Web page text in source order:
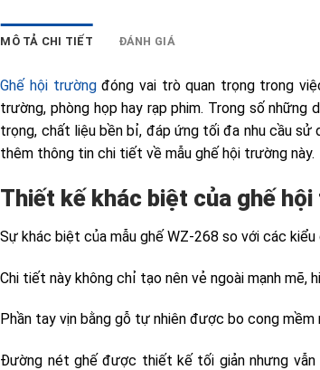
MÔ TẢ CHI TIẾT ĐÁNH GIÁ